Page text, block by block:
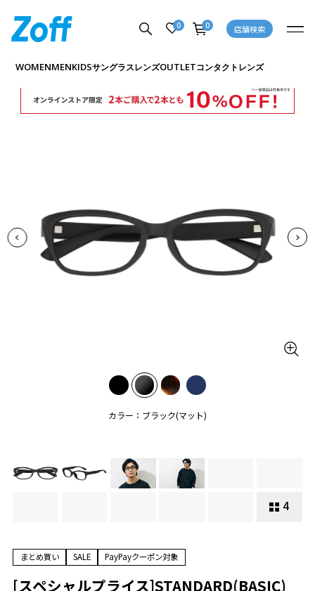
0 0 店舗検索
WOMENMENKIDSサングラスレンズOUTLETコンタクトレンズ
カラー：ブラック(マット)
4
商品詳細ページへ
まとめ買い SALE PayPayクーポン対象
[スペシャルプライス]STANDARD(BASIC)